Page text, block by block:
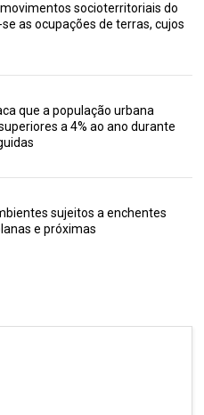
socioterritoriais do
as ocupações de terras, cujos
que a população urbana
a 4% ao ano durante
sujeitos a enchentes
e próximas